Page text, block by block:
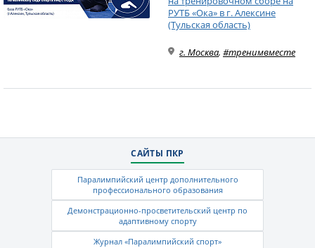
РУТБ «Ока» в г. Алексине
(Тульская область)
г. Москва, #тренимвместе
САЙТЫ ПКР
Паралимпийский центр дополнительного
профессионального образования
Демонстрационно-просветительский центр по
адаптивному спорту
Журнал «Паралимпийский спорт»